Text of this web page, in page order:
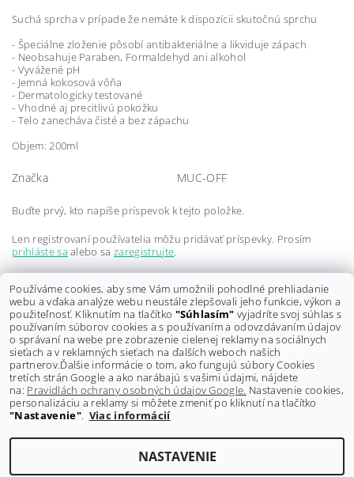
Suchá sprcha v prípade že nemáte k dispozícii skutočnú sprchu
- Špeciálne zloženie pôsobí antibakteriálne a likviduje zápach
- Neobsahuje Paraben, Formaldehyd ani alkohol
- Vyvážené pH
- Jemná kokosová vôňa
- Dermatologicky testované
- Vhodné aj precitlivú pokožku
- Telo zanecháva čisté a bez zápachu
Objem: 200ml
Značka MUC-OFF
Buďte prvý, kto napíše príspevok k tejto položke.
Len registrovaní používatelia môžu pridávať príspevky. Prosím
prihláste sa alebo sazaregistrujte.
Len registrovaní používatelia môžu pridávať hodnotenie. Prosím
prihláste saalebo sazaregistrujte
Shoptet.sk
Používáme cookies, aby sme Vám umožnili pohodlné prehliadanie
webu a vďaka analýze webu neustále zlepšovali jeho funkcie, výkon a
použiteľnosť. Kliknutím na tlačítko "Súhlasím" vyjadríte svoj súhlas s
používaním súborov cookies a s používaním a odovzdávaním údajov
o správaní na webe pre zobrazenie cielenej reklamy na sociálnych
sieťach a v reklamných sieťach na ďalších weboch našich
partnerov.Ďalšie informácie o tom, ako fungujú súbory Cookies
tretích strán Google a ako narábajú s vašimi údajmi, nájdete
na: Pravidlách ochrany osobných údajov Google. Nastavenie cookies,
personalizáciu a reklamy si môžete zmeniť po kliknutí na tlačítko
"Nastavenie". Viac informácií
NASTAVENIE